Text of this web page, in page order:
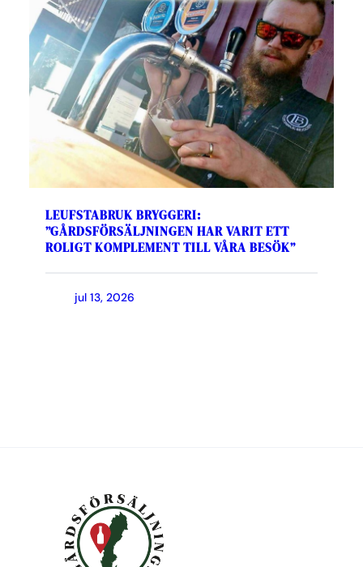
LEUFSTABRUK BRYGGERI:
”GÅRDSFÖRSÄLJNINGEN HAR VARIT ETT
ROLIGT KOMPLEMENT TILL VÅRA BESÖK”
jul 13, 2026